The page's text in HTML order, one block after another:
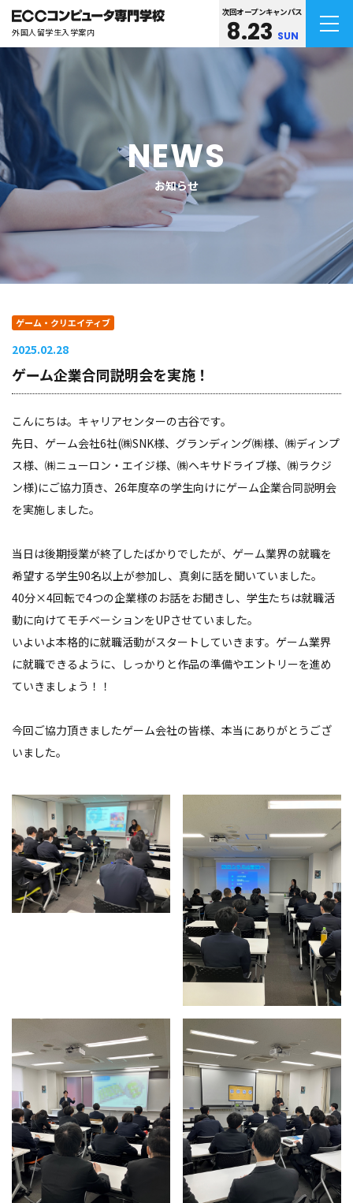
外国人留学生入学案内
次回オープンキャンパス
8.23 SUN
NEWS
お知らせ
ゲーム・クリエイティブ
2025.02.28
ゲーム企業合同説明会を実施！
こんにちは。キャリアセンターの古谷です。
先日、ゲーム会社6社(㈱SNK様、グランディング㈱様、㈱ディンプ
ス様、㈱ニューロン・エイジ様、㈱ヘキサドライブ様、㈱ラクジ
ン様)にご協力頂き、26年度卒の学生向けにゲーム企業合同説明会
を実施しました。
当日は後期授業が終了したばかりでしたが、ゲーム業界の就職を
希望する学生90名以上が参加し、真剣に話を聞いていました。
40分×4回転で4つの企業様のお話をお聞きし、学生たちは就職活
動に向けてモチベーションをUPさせていました。
いよいよ本格的に就職活動がスタートしていきます。ゲーム業界
に就職できるように、しっかりと作品の準備やエントリーを進め
ていきましょう！！
今回ご協力頂きましたゲーム会社の皆様、本当にありがとうござ
いました。